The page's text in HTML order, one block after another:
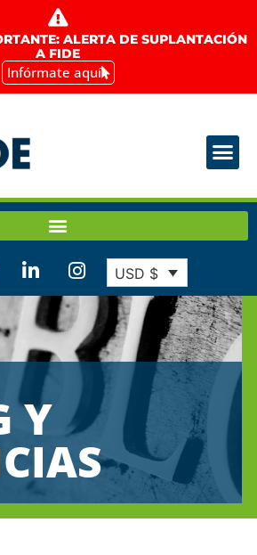
ALERTA DE SUPLANTACIÓN
A FIDE
Infórmate aquí
USD $
Y